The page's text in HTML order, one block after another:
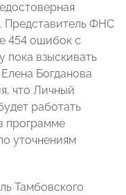
Представитель ФНС
454 ошибок с
пока взыскивать
Богданова
что Личный
работать
программе
уточнениям
Тамбовского